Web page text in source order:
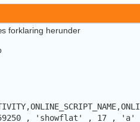
forklaring herunder
, 'showflat' , 17 ,